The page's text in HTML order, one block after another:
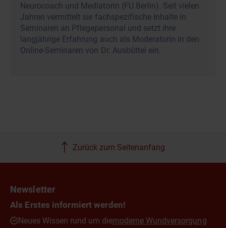
Neurocoach und Mediatorin (FU Berlin). Seit vielen
Jahren vermittelt sie fachspezifische Inhalte in
Seminaren an Pflegepersonal und setzt ihre
langjährige Erfahrung auch als Moderatorin in den
Online-Seminaren von Dr. Ausbüttel ein.
Zurück zum Seitenanfang
Newsletter
Als Erstes informiert werden!
Neues Wissen rund um diemoderne Wundversorgung